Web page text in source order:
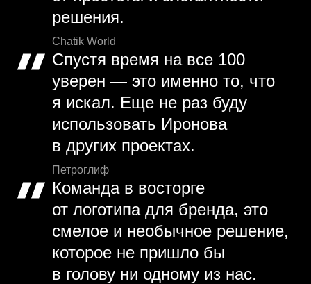
решения.
Chatik World
Спустя время на все 100
уверен — это именно то, что
я искал. Еще не раз буду
использовать Иронова
в других проектах.
Петроглиф
Команда в восторге
от логотипа для бренда, это
смелое и необычное решение,
которое не пришло бы
в голову ни одному из нас.